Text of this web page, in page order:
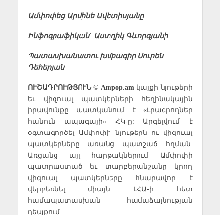
Ամփոփեց Արմինե Ավետիսյանը
Ինֆոգրաֆիկան` Աստղիկ Գևորգյանի
Պատասխանատու խմբագիր Սուրեն
Դեհերյան
ՈՒՇԱԴՐՈՒԹՅՈՒՆ © Ampop.am կայքի նյութերի
եւ վիզուալ պատկերների հեղինակային
իրավունքը պատկանում է «Լրագրողներ
հանուն ապագայի» ՀԿ-ը: Արգելվում է
օգտագործել Ամփոփի նյութերն ու վիզուալ
պատկերները առանց պատշաճ հղման:
Առցանց այլ հարթակներում Ամփոփի
պատրաստած եւ տարբերանշանը կրող
վիզուալ պատկերները հնարավոր է
վերբեռնել միայն ԼՀԱ-ի հետ
համապատասխան համաձայնության
դեպքում: